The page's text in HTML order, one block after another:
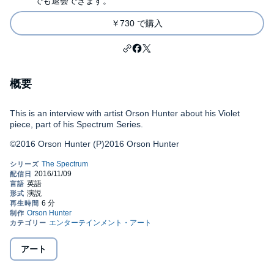
￥730 で購入
概要
This is an interview with artist Orson Hunter about his Violet
piece, part of his Spectrum Series.
©2016 Orson Hunter (P)2016 Orson Hunter
アート